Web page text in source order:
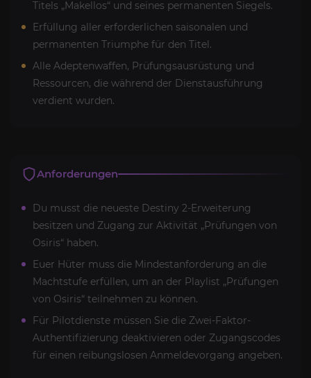
Titels „Makellos“ und seines permanenten Siegels.
Erfüllung aller erforderlichen saisonalen und
permanenten Triumphe für den Titel.
Alle Adeptenwaffen, Prüfungsausrüstung und
Ressourcen, die während der Dienstausführung
verdient wurden.
Anforderungen
Du musst die neueste Destiny 2-Erweiterung
besitzen und Zugang zur Aktivität „Prüfungen von
Osiris“ haben.
Euer Hüter muss die Mindestanforderung an die
Machtstufe erfüllen, um an der Playlist „Prüfungen
von Osiris“ teilnehmen zu können.
Für Pilotdienste müssen Sie die Zwei-Faktor-
Authentifizierung deaktivieren oder Zugangscodes
für einen reibungslosen Anmeldevorgang angeben.